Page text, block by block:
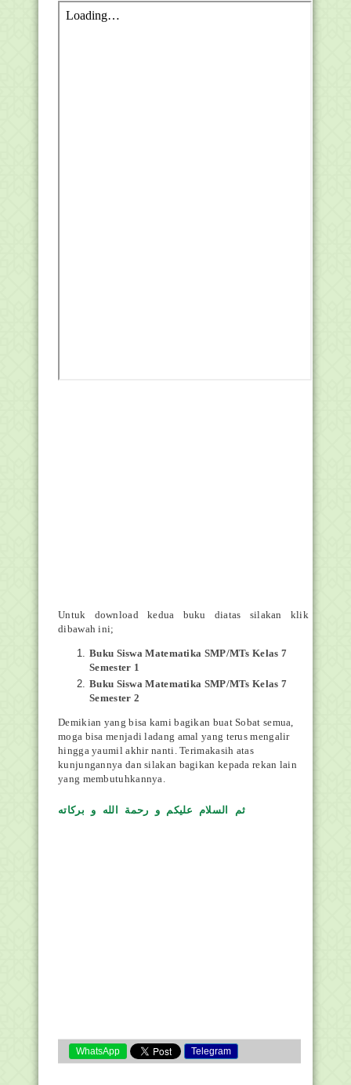
Untuk download kedua buku diatas silakan klik
dibawah ini;
Buku Siswa Matematika SMP/MTs Kelas 7
Semester 1
Buku Siswa Matematika SMP/MTs Kelas 7
Semester 2
Demikian yang bisa kami bagikan buat Sobat semua,
moga bisa menjadi ladang amal yang terus mengalir
hingga yaumil akhir nanti. Terimakasih atas
kunjungannya dan silakan bagikan kepada rekan lain
yang membutuhkannya.
ثم السلام عليكم و رحمة الله و بركاته
WhatsApp Telegram